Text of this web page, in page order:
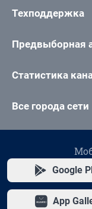
Техподдержка
Предвыборная
Статистика
Все города сети
Google
App